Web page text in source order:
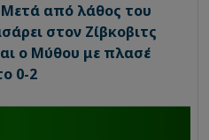
Μετά από λάθος του
στον Ζίβκοβιτς
ο Μύθου με πλασέ
0-2